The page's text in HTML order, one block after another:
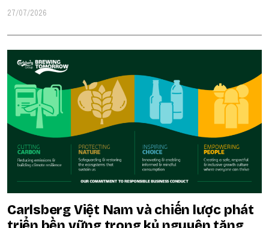
27/07/2026
Carlsberg Việt Nam và chiến lược phát